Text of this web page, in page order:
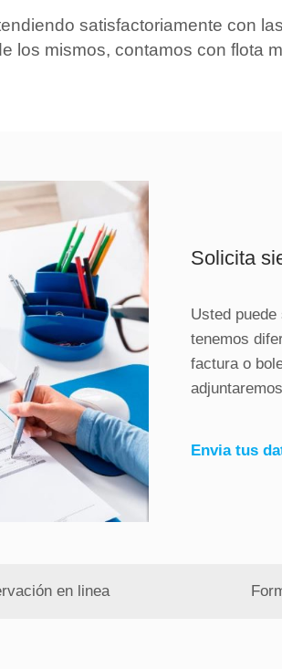
satisfactoriamente con
los mismos, contamos con flota
Solicita
Usted
tenemos
factura o
Envia tus
en linea